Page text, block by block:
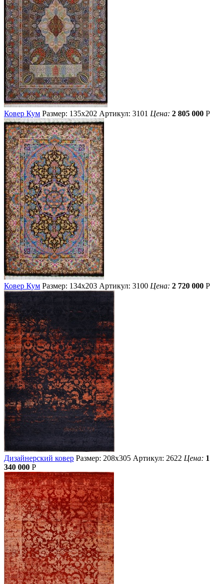
Ковер Кум Размер: 135х202 Артикул: 3101 Цена: 2 805 000 Р
Ковер Кум Размер: 134х203 Артикул: 3100 Цена: 2 720 000 Р
Дизайнерский ковер Размер: 208х305 Артикул: 2622 Цена: 1
340 000 Р